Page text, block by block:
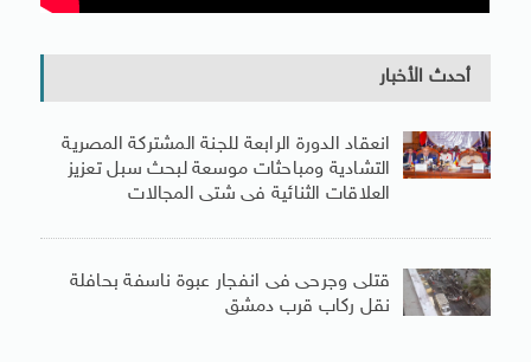
أحدث الأخبار
انعقاد الدورة الرابعة للجنة المشتركة المصرية
التشادية ومباحثات موسعة لبحث سبل تعزيز
العلاقات الثنائية فى شتى المجالات
قتلى وجرحى فى انفجار عبوة ناسفة بحافلة
نقل ركاب قرب دمشق